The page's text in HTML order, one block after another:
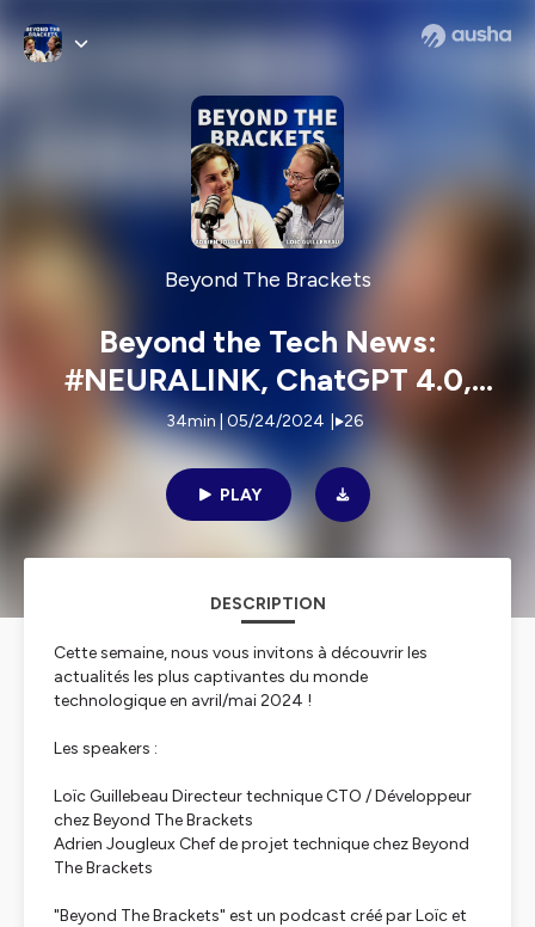
Beyond The Brackets
Beyond the Tech News:
#NEURALINK, ChatGPT 4.0,
#BLUESKY, Google I/O, TikTok
ban in USA…
34min | 05/24/2024 26
PLAY
DESCRIPTION
Cette semaine, nous vous invitons à découvrir les
actualités les plus captivantes du monde
technologique en avril/mai 2024 !
Les speakers :
Loïc Guillebeau Directeur technique CTO / Développeur
chez Beyond The Brackets
Adrien Jougleux Chef de projet technique chez Beyond
The Brackets
"Beyond The Brackets" est un podcast créé par Loïc et